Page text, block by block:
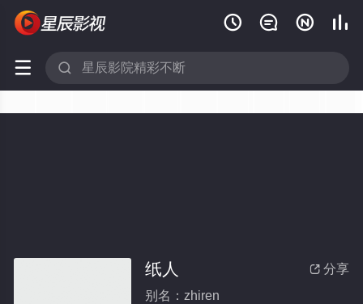
   
 
 分享
纸人
别名：zhiren